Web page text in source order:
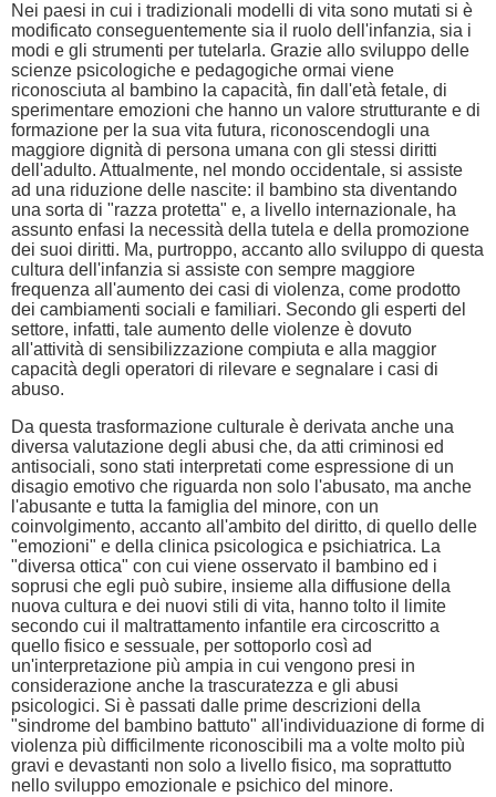
Nei paesi in cui i tradizionali modelli di vita sono mutati si è
modificato conseguentemente sia il ruolo dell'infanzia, sia i
modi e gli strumenti per tutelarla. Grazie allo sviluppo delle
scienze psicologiche e pedagogiche ormai viene
riconosciuta al bambino la capacità, fin dall'età fetale, di
sperimentare emozioni che hanno un valore strutturante e di
formazione per la sua vita futura, riconoscendogli una
maggiore dignità di persona umana con gli stessi diritti
dell'adulto. Attualmente, nel mondo occidentale, si assiste
ad una riduzione delle nascite: il bambino sta diventando
una sorta di "razza protetta" e, a livello internazionale, ha
assunto enfasi la necessità della tutela e della promozione
dei suoi diritti. Ma, purtroppo, accanto allo sviluppo di questa
cultura dell'infanzia si assiste con sempre maggiore
frequenza all'aumento dei casi di violenza, come prodotto
dei cambiamenti sociali e familiari. Secondo gli esperti del
settore, infatti, tale aumento delle violenze è dovuto
all'attività di sensibilizzazione compiuta e alla maggior
capacità degli operatori di rilevare e segnalare i casi di
abuso.
Da questa trasformazione culturale è derivata anche una
diversa valutazione degli abusi che, da atti criminosi ed
antisociali, sono stati interpretati come espressione di un
disagio emotivo che riguarda non solo l'abusato, ma anche
l'abusante e tutta la famiglia del minore, con un
coinvolgimento, accanto all'ambito del diritto, di quello delle
"emozioni" e della clinica psicologica e psichiatrica. La
"diversa ottica" con cui viene osservato il bambino ed i
soprusi che egli può subire, insieme alla diffusione della
nuova cultura e dei nuovi stili di vita, hanno tolto il limite
secondo cui il maltrattamento infantile era circoscritto a
quello fisico e sessuale, per sottoporlo così ad
un'interpretazione più ampia in cui vengono presi in
considerazione anche la trascuratezza e gli abusi
psicologici. Si è passati dalle prime descrizioni della
"sindrome del bambino battuto" all'individuazione di forme di
violenza più difficilmente riconoscibili ma a volte molto più
gravi e devastanti non solo a livello fisico, ma soprattutto
nello sviluppo emozionale e psichico del minore.